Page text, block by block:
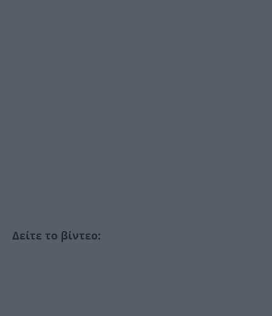
Δείτε το βίντεο: